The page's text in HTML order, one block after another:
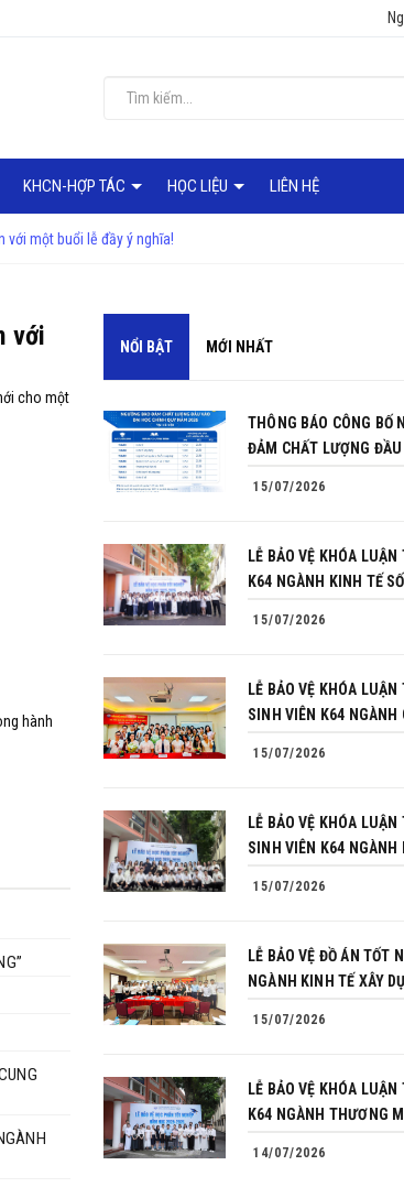
KHCN-HỢP TÁC HỌC LIỆU LIÊN HỆ
một buổi lễ đầy ý nghĩa!
với
cho một
hành
NỔI BẬT MỚI NHẤT
THÔNG BÁO CÔNG BỐ
ĐẢM CHẤT LƯỢNG ĐẦU
15/07/2026
LỄ BẢO VỆ KHÓA
K64 NGÀNH KINH TẾ SỐ
15/07/2026
LỄ BẢO VỆ KHÓA
SINH VIÊN K64 NGÀNH
15/07/2026
LỄ BẢO VỆ KHÓA LUẬN
SINH VIÊN K64 NGÀNH
15/07/2026
LỄ BẢO VỆ ĐỒ ÁN TỐT
NGÀNH KINH TẾ XÂY
15/07/2026
LỄ BẢO VỆ KHÓA
K64 NGÀNH THƯƠNG
14/07/2026